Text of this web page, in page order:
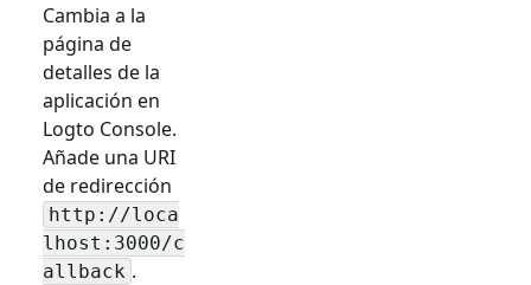
Cambia a la
página de
detalles de la
aplicación en
Logto Console.
Añade una URI
de redirección
http://loca
lhost:3000/c
allback .